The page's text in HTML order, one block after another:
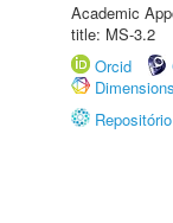
Academic
title: MS-3.2
Orcid
Dimensions